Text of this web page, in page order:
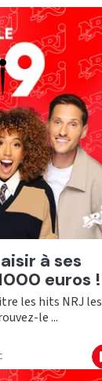
à ses
euros !
les hits NRJ les
le ...